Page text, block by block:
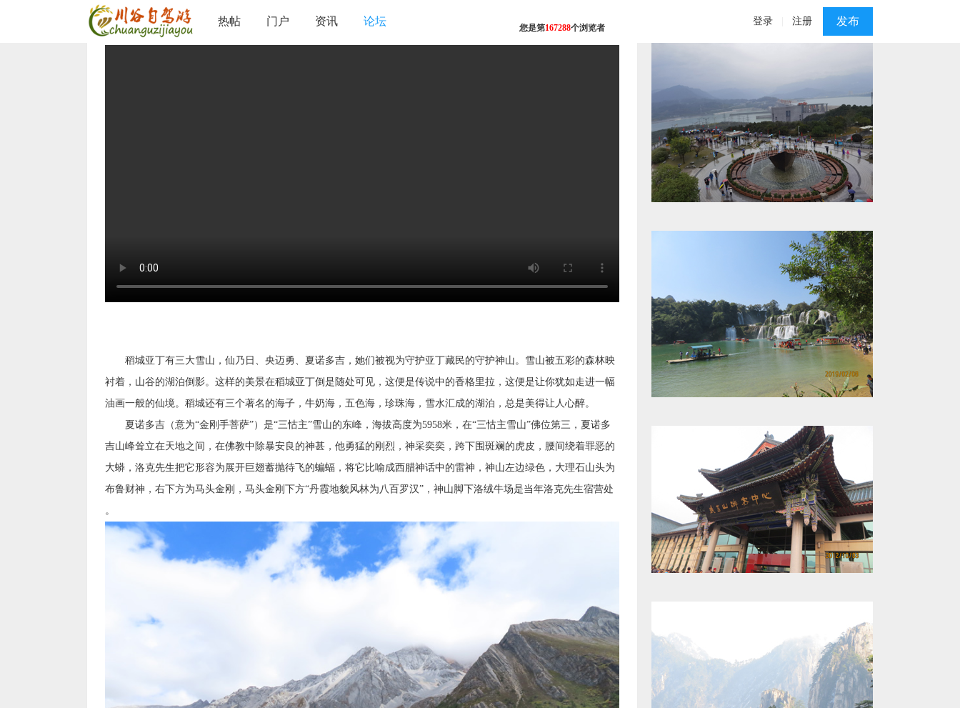
热帖 门户 资讯 论坛 发布
登录 注册
论坛
›
精彩游记
›
视频聚焦
›
查看内容
您是第167288个浏览者
稻城亚丁有三大雪山，仙乃日、央迈勇、夏诺多吉，她们被视为守护亚丁藏民的守护神山。雪山被五彩的森林映
衬着，山谷的湖泊倒影。这样的美景在稻城亚丁倒是随处可见，这便是传说中的香格里拉，这便是让你犹如走进一幅
油画一般的仙境。稻城还有三个著名的海子，牛奶海，五色海，珍珠海，雪水汇成的湖泊，总是美得让人心醉。
夏诺多吉（意为“金刚手菩萨”）是“三怙主”雪山的东峰，海拔高度为5958米，在“三怙主雪山”佛位第三，夏诺多
吉山峰耸立在天地之间，在佛教中除暴安良的神甚，他勇猛的刚烈，神采奕奕，跨下围斑斓的虎皮，腰间绕着罪恶的
大蟒，洛克先生把它形容为展开巨翅蓄抛待飞的蝙蝠，将它比喻成西腊神话中的雷神，神山左边绿色，大理石山头为
布鲁财神，右下方为马头金刚，马头金刚下方“丹霞地貌风林为八百罗汉”，神山脚下洛绒牛场是当年洛克先生宿营处
。